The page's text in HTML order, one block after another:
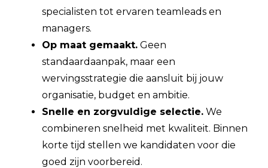
specialisten tot ervaren teamleads en
managers.
Op maat gemaakt. Geen
standaardaanpak, maar een
wervingsstrategie die aansluit bij jouw
organisatie, budget en ambitie.
Snelle en zorgvuldige selectie. We
combineren snelheid met kwaliteit. Binnen
korte tijd stellen we kandidaten voor die
goed zijn voorbereid.